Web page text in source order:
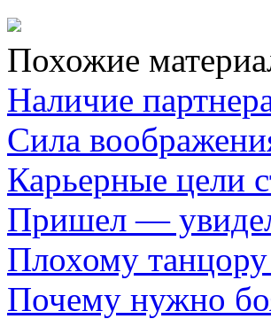
Похожие
Наличие
Сила
Карьерные цели
Пришел —
Плохому
Почему нужно